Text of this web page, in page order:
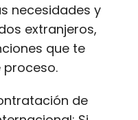
necesidades y
extranjeros,
que te
de